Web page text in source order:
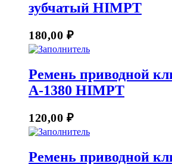
зубчатый HIMPT
180,00₽
Ремень приводной
А-1380 HIMPT
120,00₽
Ремень приводной